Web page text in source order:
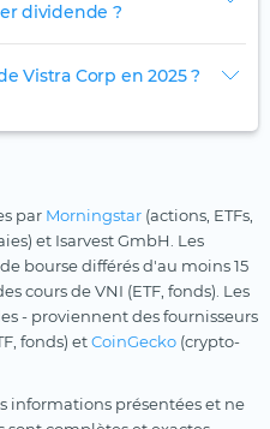
dividende ?
Vistra Corp en 2025 ?
par Morningstar (actions, ETFs,
et Isarvest GmbH. Les
bourse différés d'au moins 15
cours de VNI (ETF, fonds). Les
- proviennent des fournisseurs
fonds) etCoinGecko (crypto-
informations présentées et ne